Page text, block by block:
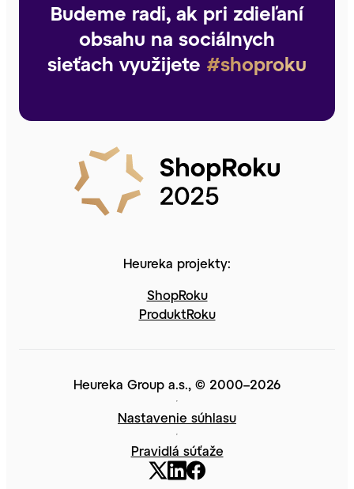
Budeme radi, ak pri zdieľaní
obsahu na sociálnych
sieťach využijete #shoproku
Heureka projekty:
ShopRoku
ProduktRoku
Heureka Group a.s., © 2000–2026
Nastavenie súhlasu
Pravidlá súťaže